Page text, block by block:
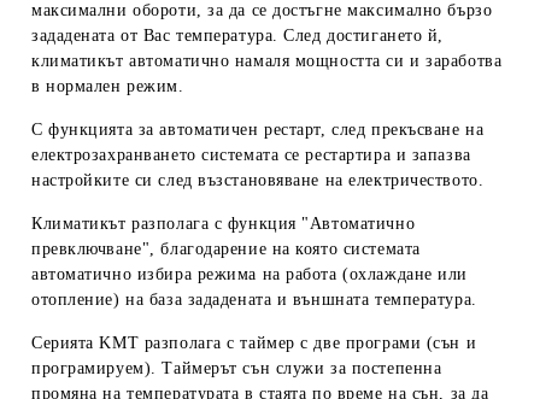
максимални обороти, за да се достъгне максимално бързо
зададената от Вас температура. След достигането й,
климатикът автоматично намаля мощността си и заработва
в нормален режим.
С функцията за автоматичен рестарт, след прекъсване на
електрозахранването системата се рестартира и запазва
настройките си след възстановяване на електричеството.
Климатикът разполага с функция "Автоматично
превключване", благодарение на която системата
автоматично избира режима на работа (охлаждане или
отопление) на база зададената и външната температура.
Серията KMT разполага с таймер с две програми (сън и
програмируем). Таймерът сън служи за постепенна
промяна на температурата в стаята по време на сън, за да